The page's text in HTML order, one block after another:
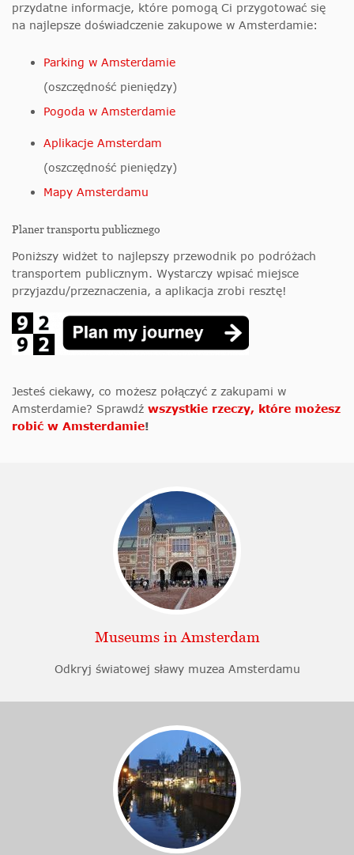
przydatne informacje, które pomogą Ci przygotować się
na najlepsze doświadczenie zakupowe w Amsterdamie:
Parking w Amsterdamie
(oszczędność pieniędzy)
Pogoda w Amsterdamie
Aplikacje Amsterdam
(oszczędność pieniędzy)
Mapy Amsterdamu
Planer transportu publicznego
Poniższy widżet to najlepszy przewodnik po podróżach
transportem publicznym. Wystarczy wpisać miejsce
przyjazdu/przeznaczenia, a aplikacja zrobi resztę!
Jesteś ciekawy, co możesz połączyć z zakupami w
Amsterdamie? Sprawdź wszystkie rzeczy, które możesz
robić w Amsterdamie!
Museums in Amsterdam
Odkryj światowej sławy muzea Amsterdamu